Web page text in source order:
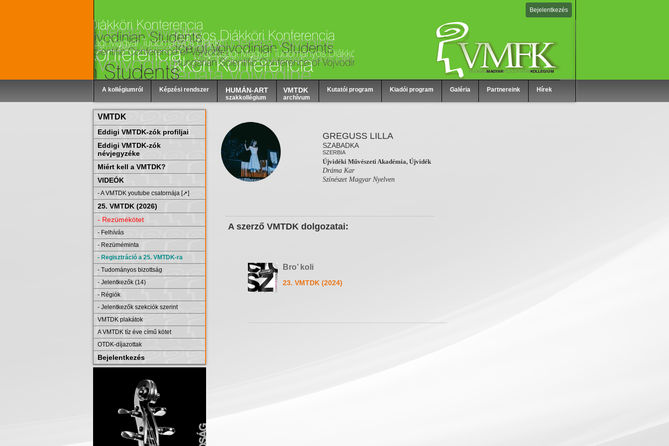
Bejelentkezés
A kollégiumról Képzési rendszer HUMÁN-ART
szakkollégium
VMTDK
archívum
Kutatói program Kiadói program Galéria Partnereink Hírek
VMTDK
Eddigi VMTDK-zók profiljai
Eddigi VMTDK-zók
névjegyzéke
Miért kell a VMTDK?
VIDEÓK
- A VMTDK youtube csatornája [➚]
25. VMTDK (2026)
- Rezümékötet
- Felhívás
- Rezüméminta
- Regisztráció a 25. VMTDK-ra
- Tudományos bizottság
- Jelentkezők (14)
- Régiók
- Jelentkezők szekciók szerint
VMTDK plakátok
A VMTDK tíz éve című kötet
OTDK-díjazottak
Bejelentkezés
GREGUSS LILLA
SZABADKA
SZERBIA
Újvidéki Művészeti Akadémia, Újvidék
Dráma Kar
Színészet Magyar Nyelven
A szerző VMTDK dolgozatai:
Bro’ koli
23. VMTDK (2024)